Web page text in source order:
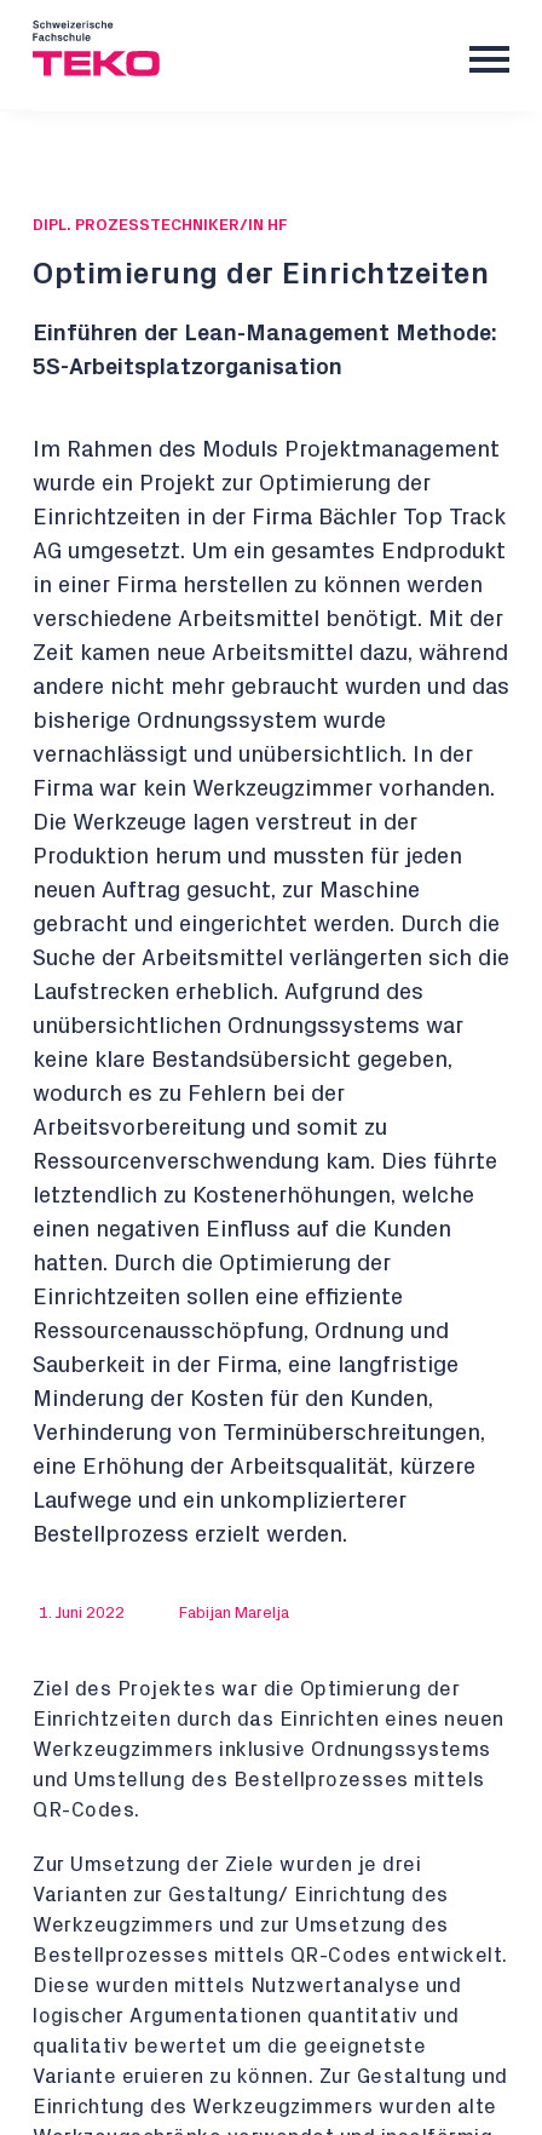
DIPL. PROZESSTECHNIKER/IN HF
Optimierung der Einrichtzeiten
Einführen der Lean-Management Methode:
5S-Arbeitsplatzorganisation
Im Rahmen des Moduls Projektmanagement
wurde ein Projekt zur Optimierung der
Einrichtzeiten in der Firma Bächler Top Track
AG umgesetzt. Um ein gesamtes Endprodukt
in einer Firma herstellen zu können werden
verschiedene Arbeitsmittel benötigt. Mit der
Zeit kamen neue Arbeitsmittel dazu, während
andere nicht mehr gebraucht wurden und das
bisherige Ordnungssystem wurde
vernachlässigt und unübersichtlich. In der
Firma war kein Werkzeugzimmer vorhanden.
Die Werkzeuge lagen verstreut in der
Produktion herum und mussten für jeden
neuen Auftrag gesucht, zur Maschine
gebracht und eingerichtet werden. Durch die
Suche der Arbeitsmittel verlängerten sich die
Laufstrecken erheblich. Aufgrund des
unübersichtlichen Ordnungssystems war
keine klare Bestandsübersicht gegeben,
wodurch es zu Fehlern bei der
Arbeitsvorbereitung und somit zu
Ressourcenverschwendung kam. Dies führte
letztendlich zu Kostenerhöhungen, welche
einen negativen Einfluss auf die Kunden
hatten. Durch die Optimierung der
Einrichtzeiten sollen eine effiziente
Ressourcenausschöpfung, Ordnung und
Sauberkeit in der Firma, eine langfristige
Minderung der Kosten für den Kunden,
Verhinderung von Terminüberschreitungen,
eine Erhöhung der Arbeitsqualität, kürzere
Laufwege und ein unkomplizierterer
Bestellprozess erzielt werden.
1. Juni 2022 Fabijan Marelja
Ziel des Projektes war die Optimierung der
Einrichtzeiten durch das Einrichten eines neuen
Werkzeugzimmers inklusive Ordnungssystems
und Umstellung des Bestellprozesses mittels
QR-Codes.
Zur Umsetzung der Ziele wurden je drei
Varianten zur Gestaltung/ Einrichtung des
Werkzeugzimmers und zur Umsetzung des
Bestellprozesses mittels QR-Codes entwickelt.
Diese wurden mittels Nutzwertanalyse und
logischer Argumentationen quantitativ und
qualitativ bewertet um die geeignetste
Variante eruieren zu können. Zur Gestaltung und
Einrichtung des Werkzeugzimmers wurden alte